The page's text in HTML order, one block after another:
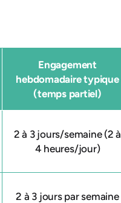
Engagement
hebdomadaire typique
(temps partiel)
2 à 3 jours/semaine (2 à
4 heures/jour)
2 à 3 jours par semaine